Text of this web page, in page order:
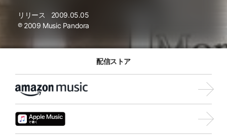
リリース
2009.05.05
℗ 2009 Music Pandora
配信ストア